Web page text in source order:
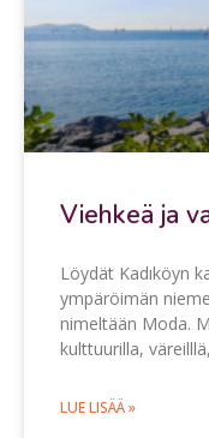
Viehkeä ja
Löydät Kadıköyn
ympäröimän
nimeltään Moda.
kulttuurilla,
LUE LISÄÄ »